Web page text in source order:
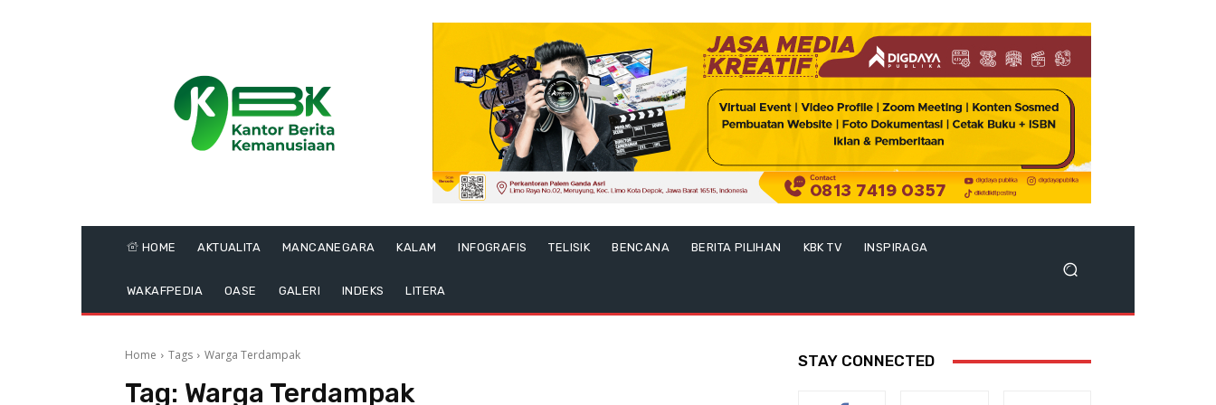
HOME AKTUALITA MANCANEGARA KALAM INFOGRAFIS TELISIK BENCANA BERITA PILIHAN KBK TV INSPIRAGA
WAKAFPEDIA OASE GALERI INDEKS LITERA
Home Tags Warga Terdampak
Tag: Warga Terdampak
STAY CONNECTED